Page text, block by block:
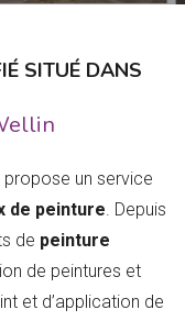
SITUÉ DANS
propose un service
de peinture. Depuis
de peinture
de peintures et
et d’application de